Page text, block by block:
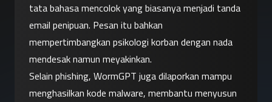
tata bahasa mencolok yang biasanya menjadi tanda
email penipuan. Pesan itu bahkan
mempertimbangkan psikologi korban dengan nada
mendesak namun meyakinkan.
Selain phishing, WormGPT juga dilaporkan mampu
menghasilkan kode malware, membantu menyusun